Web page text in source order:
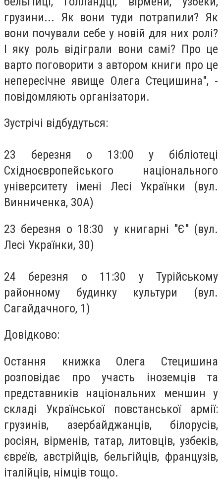
грузини... Як вони туди потрапили? Як
вони почували себе у новій для них ролі?
І яку роль відіграли вони самі? Про це
варто поговорити з автором книги про це
непересічне явище Олега Стецишина", -
повідомляють організатори.
Зустрічі відбудуться:
23 березня о 13:00 у бібліотеці
Східноєвропейського національного
університету імені Лесі Українки (вул.
Винниченка, 30А)
23 березня о 18:30 у книгарні "Є" (вул.
Лесі Українки, 30)
24 березня о 11:30 у Турійському
районному будинку культури (вул.
Сагайдачного, 1)
Довідково:
Остання книжка Олега Стецишина
розповідає про участь іноземців та
представників національних меншин у
складі Української повстанської армії:
грузинів, азербайджанців, білорусів,
росіян, вірменів, татар, литовців, узбеків,
євреїв, австрійців, бельгійців, французів,
італійців, німців тощо.